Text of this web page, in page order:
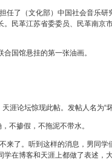
任了（文化部）中国社会音乐研
民革江苏省委委员、民革南京
国馆悬挂的第一张油画。
涯论坛惊现此帖。发帖人名为“坏
不掺假，不拖泥不带水。
来了。听到这样的消息，男同学
在博客和天涯上都做了表述，